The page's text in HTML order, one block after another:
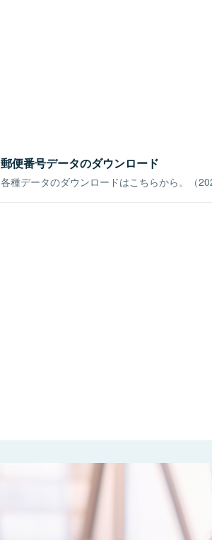
郵便番号データのダウンロード
各種データのダウンロードはこちらから。（